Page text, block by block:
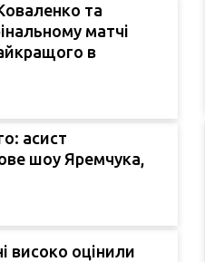
та
матчі
в
асист
шоу Яремчука,
високо оцінили